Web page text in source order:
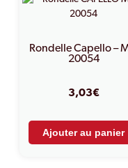
Rondelle Capello –
20054
3,03€
Ajouter au panier